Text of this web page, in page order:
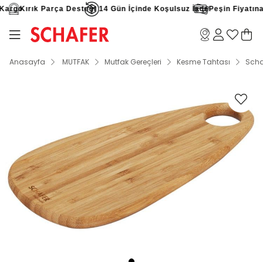
Kırık Parça Desteği 14 Gün İçinde Koşulsuz İadePeşin Fiyatına
Anasayfa MUTFAK Mutfak Gereçleri Kesme Tahtası